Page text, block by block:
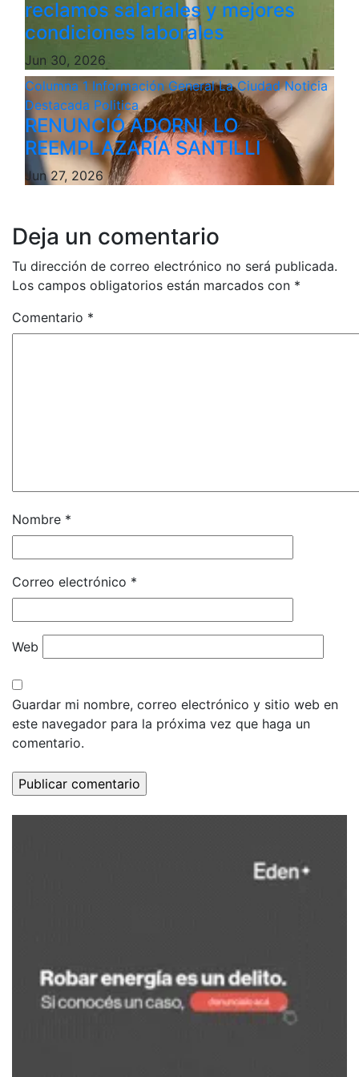
reclamos salariales y mejores
condiciones laborales
Jun 30, 2026
Columna 1 Información GeneralLa CiudadNoticia
Destacada Politica
RENUNCIÓ ADORNI, LO
REEMPLAZARÍA SANTILLI
Jun 27, 2026
Deja un comentario
Tu dirección de correo electrónico no será publicada.
Los campos obligatorios están marcados con *
Comentario *
Nombre *
Correo electrónico *
Web
Guardar mi nombre, correo electrónico y sitio web en
este navegador para la próxima vez que haga un
comentario.